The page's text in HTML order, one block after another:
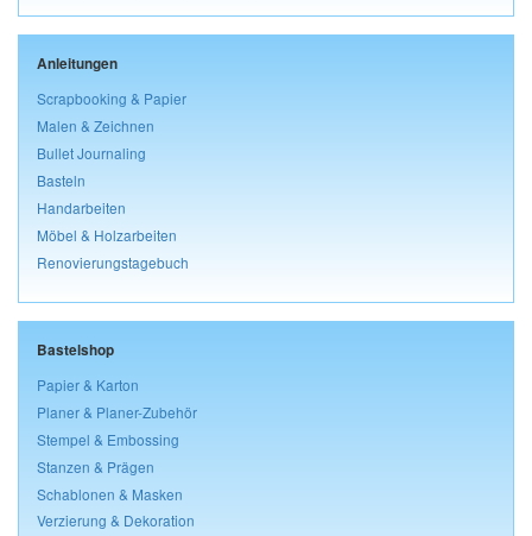
Anleitungen
Scrapbooking & Papier
Malen & Zeichnen
Bullet Journaling
Basteln
Handarbeiten
Möbel & Holzarbeiten
Renovierungstagebuch
Bastelshop
Papier & Karton
Planer & Planer-Zubehör
Stempel & Embossing
Stanzen & Prägen
Schablonen & Masken
Verzierung & Dekoration